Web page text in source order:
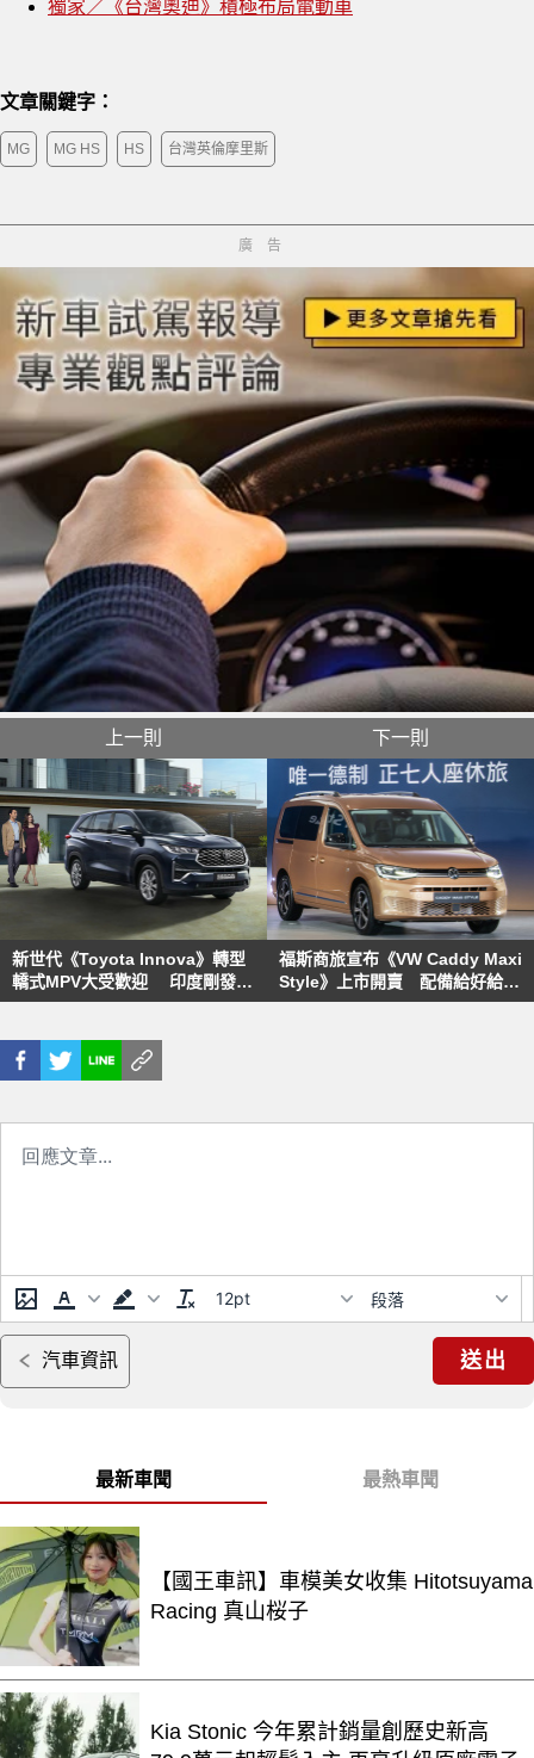
獨家／《台灣奧迪》積極布局電動車
文章關鍵字：
MG MG HS HS 台灣英倫摩里斯
廣告
上一則
新世代《Toyota Innova》轉型
轎式MPV大受歡迎 印度剛發表
傳出交車至少等半年
下一則
福斯商旅宣布《VW Caddy Maxi
Style》上市開賣 配備給好給
滿、正式售價較預售價減2萬
12pt 段落
汽車資訊 送出
最新車聞 最熱車聞
【國王車訊】車模美女收集 Hitotsuyama
Racing 真山桜子
Kia Stonic 今年累計銷量創歷史新高